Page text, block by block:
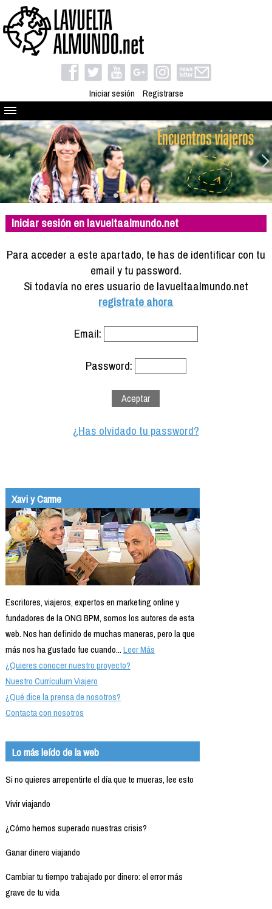
Iniciar sesión Registrarse
Quienes somos
El proyecto
Blog
Viaja con nosotros
Camino solidario
Libros
Compañeros de viaje
Info viajeros
Iniciar sesión en lavueltaalmundo.net
Para acceder a este apartado, te has de identificar con tu
email y tu password.
Si todavía no eres usuario de lavueltaalmundo.net
registrate ahora
Email:
Password:
¿Has olvidado tu password?
Xavi y Carme
Escritores, viajeros, expertos en marketing online y
fundadores de la ONG BPM, somos los autores de esta
web. Nos han definido de muchas maneras, pero la que
más nos ha gustado fue cuando...Leer Más
¿Quieres conocer nuestro proyecto?
Nuestro Currículum Viajero
¿Qué dice la prensa de nosotros?
Contacta con nosotros
Lo más leído de la web
Si no quieres arrepentirte el día que te mueras, lee esto
Vivir viajando
¿Cómo hemos superado nuestras crisis?
Ganar dinero viajando
Cambiar tu tiempo trabajado por dinero: el error más
grave de tu vida